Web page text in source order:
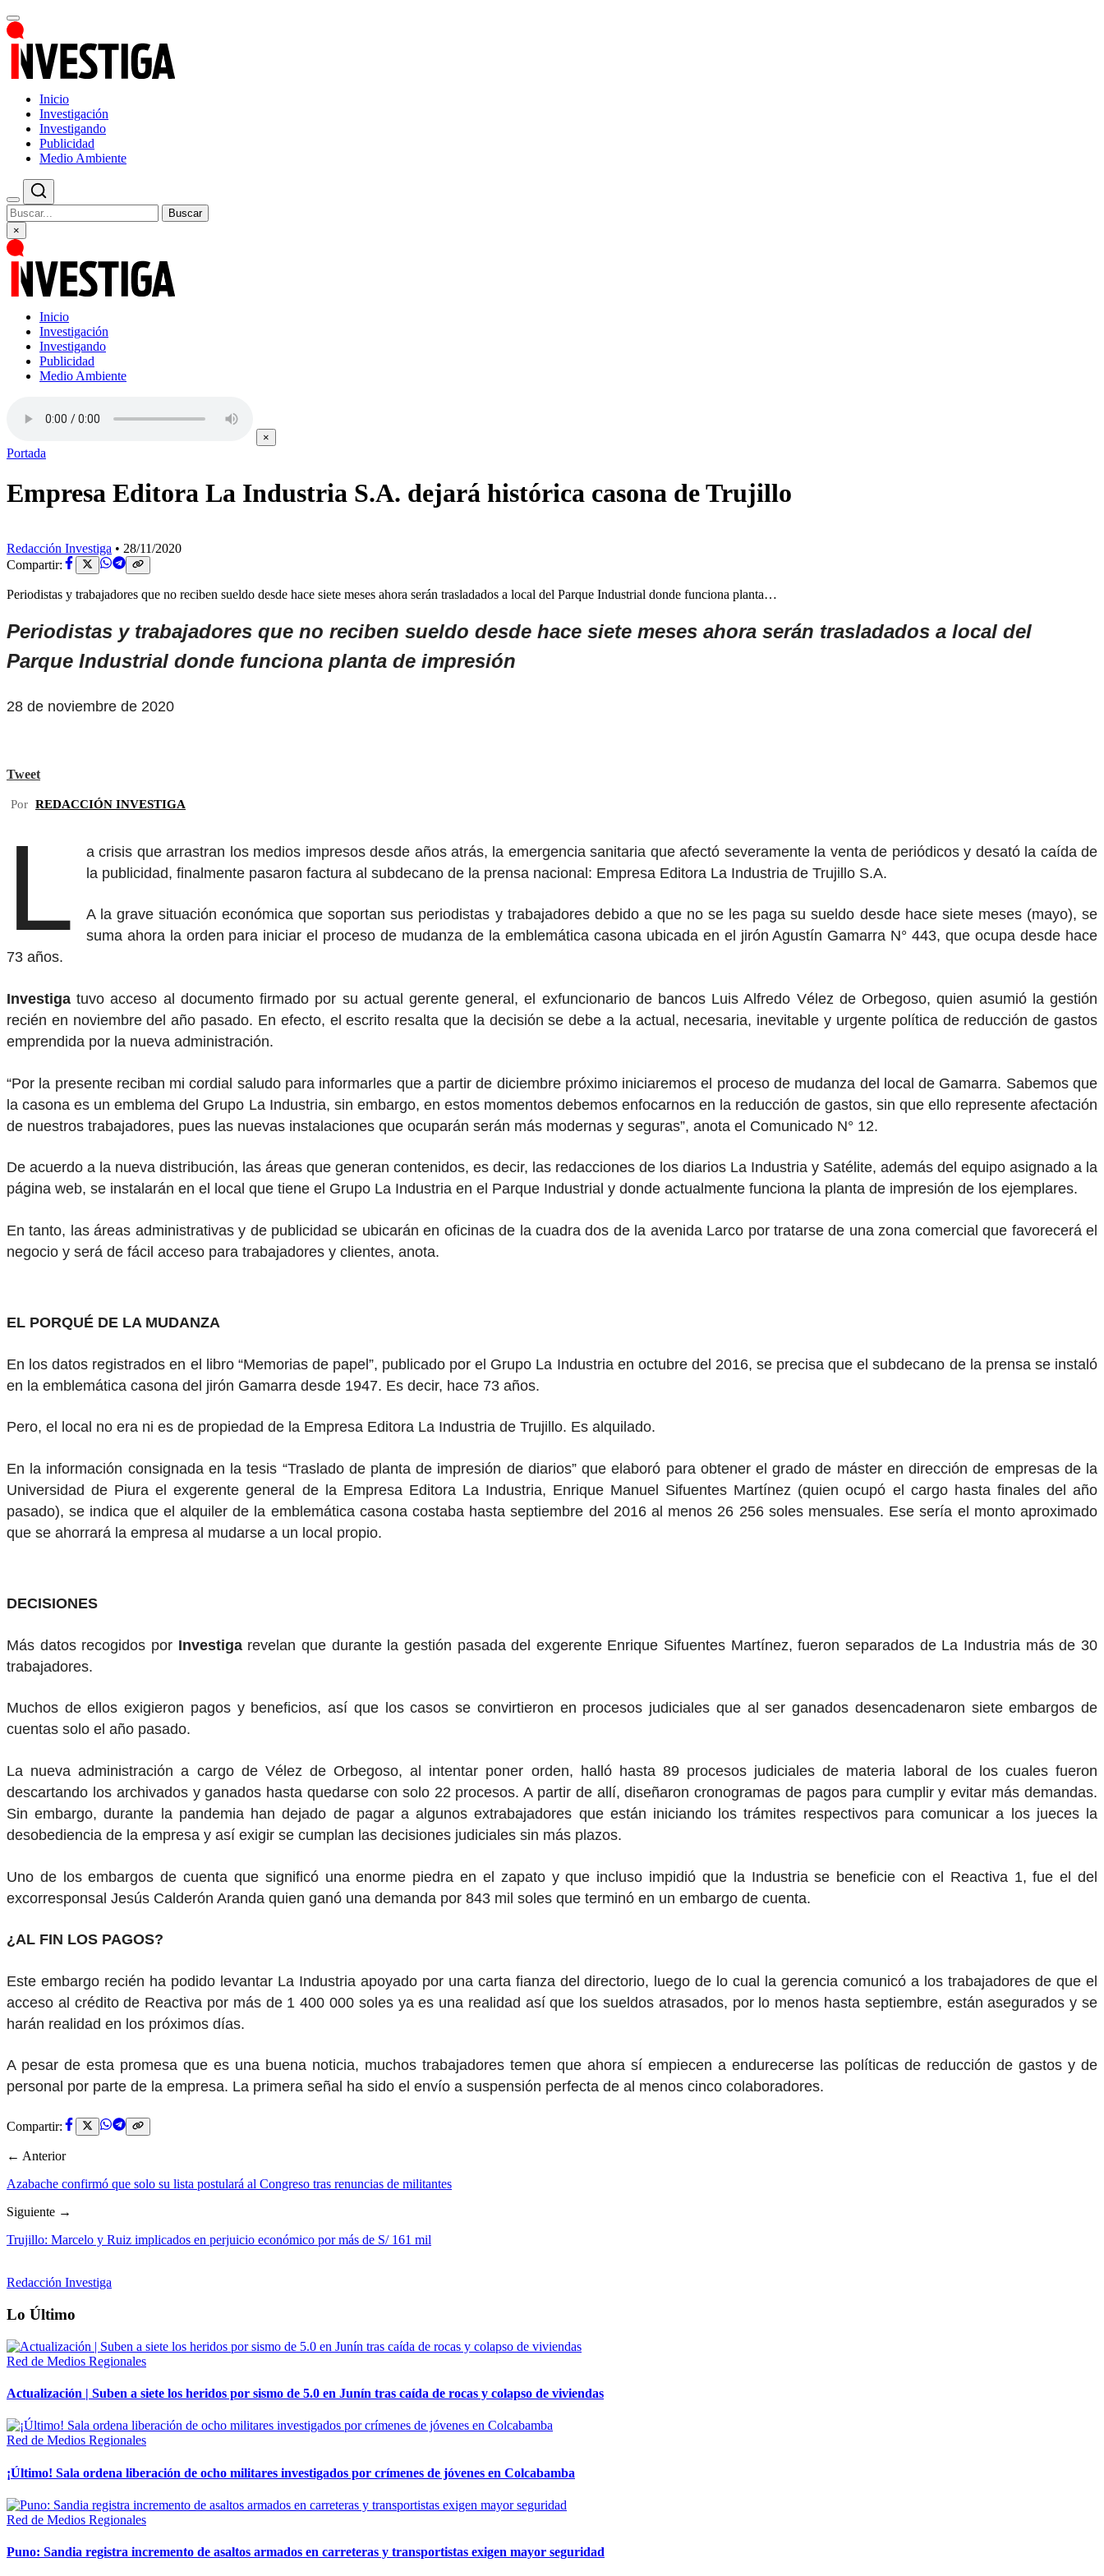
Inicio
Investigación
Investigando
Publicidad
Medio Ambiente
Buscar
×
Inicio
Investigación
Investigando
Publicidad
Medio Ambiente
×
Portada
Empresa Editora La Industria S.A. dejará histórica casona de Trujillo
Redacción Investiga • 28/11/2020
Compartir:
Periodistas y trabajadores que no reciben sueldo desde hace siete meses ahora serán trasladados a local del Parque Industrial donde funciona planta…
Periodistas y trabajadores que no reciben sueldo desde hace siete meses ahora serán trasladados a local del
Parque Industrial donde funciona planta de impresión
28 de noviembre de 2020
Tweet
Por REDACCIÓN INVESTIGA
L
a crisis que arrastran los medios impresos desde años atrás, la emergencia sanitaria que afectó severamente la venta de periódicos y desató la caída de
la publicidad, finalmente pasaron factura al subdecano de la prensa nacional: Empresa Editora La Industria de Trujillo S.A.
A la grave situación económica que soportan sus periodistas y trabajadores debido a que no se les paga su sueldo desde hace siete meses (mayo), se
suma ahora la orden para iniciar el proceso de mudanza de la emblemática casona ubicada en el jirón Agustín Gamarra N° 443, que ocupa desde hace
73 años.
Investiga tuvo acceso al documento firmado por su actual gerente general, el exfuncionario de bancos Luis Alfredo Vélez de Orbegoso, quien asumió la gestión
recién en noviembre del año pasado. En efecto, el escrito resalta que la decisión se debe a la actual, necesaria, inevitable y urgente política de reducción de gastos
emprendida por la nueva administración.
“Por la presente reciban mi cordial saludo para informarles que a partir de diciembre próximo iniciaremos el proceso de mudanza del local de Gamarra. Sabemos que
la casona es un emblema del Grupo La Industria, sin embargo, en estos momentos debemos enfocarnos en la reducción de gastos, sin que ello represente afectación
de nuestros trabajadores, pues las nuevas instalaciones que ocuparán serán más modernas y seguras”, anota el Comunicado N° 12.
De acuerdo a la nueva distribución, las áreas que generan contenidos, es decir, las redacciones de los diarios La Industria y Satélite, además del equipo asignado a la
página web, se instalarán en el local que tiene el Grupo La Industria en el Parque Industrial y donde actualmente funciona la planta de impresión de los ejemplares.
En tanto, las áreas administrativas y de publicidad se ubicarán en oficinas de la cuadra dos de la avenida Larco por tratarse de una zona comercial que favorecerá el
negocio y será de fácil acceso para trabajadores y clientes, anota.
EL PORQUÉ DE LA MUDANZA
En los datos registrados en el libro “Memorias de papel”, publicado por el Grupo La Industria en octubre del 2016, se precisa que el subdecano de la prensa se instaló
en la emblemática casona del jirón Gamarra desde 1947. Es decir, hace 73 años.
Pero, el local no era ni es de propiedad de la Empresa Editora La Industria de Trujillo. Es alquilado.
En la información consignada en la tesis “Traslado de planta de impresión de diarios” que elaboró para obtener el grado de máster en dirección de empresas de la
Universidad de Piura el exgerente general de la Empresa Editora La Industria, Enrique Manuel Sifuentes Martínez (quien ocupó el cargo hasta finales del año
pasado), se indica que el alquiler de la emblemática casona costaba hasta septiembre del 2016 al menos 26 256 soles mensuales. Ese sería el monto aproximado
que se ahorrará la empresa al mudarse a un local propio.
DECISIONES
Más datos recogidos por Investigarevelan que durante la gestión pasada del exgerente Enrique Sifuentes Martínez, fueron separados de La Industria más de 30
trabajadores.
Muchos de ellos exigieron pagos y beneficios, así que los casos se convirtieron en procesos judiciales que al ser ganados desencadenaron siete embargos de
cuentas solo el año pasado.
La nueva administración a cargo de Vélez de Orbegoso, al intentar poner orden, halló hasta 89 procesos judiciales de materia laboral de los cuales fueron
descartando los archivados y ganados hasta quedarse con solo 22 procesos. A partir de allí, diseñaron cronogramas de pagos para cumplir y evitar más demandas.
Sin embargo, durante la pandemia han dejado de pagar a algunos extrabajadores que están iniciando los trámites respectivos para comunicar a los jueces la
desobediencia de la empresa y así exigir se cumplan las decisiones judiciales sin más plazos.
Uno de los embargos de cuenta que significó una enorme piedra en el zapato y que incluso impidió que la Industria se beneficie con el Reactiva 1, fue el del
excorresponsal Jesús Calderón Aranda quien ganó una demanda por 843 mil soles que terminó en un embargo de cuenta.
¿AL FIN LOS PAGOS?
Este embargo recién ha podido levantar La Industria apoyado por una carta fianza del directorio, luego de lo cual la gerencia comunicó a los trabajadores de que el
acceso al crédito de Reactiva por más de 1 400 000 soles ya es una realidad así que los sueldos atrasados, por lo menos hasta septiembre, están asegurados y se
harán realidad en los próximos días.
A pesar de esta promesa que es una buena noticia, muchos trabajadores temen que ahora sí empiecen a endurecerse las políticas de reducción de gastos y de
personal por parte de la empresa. La primera señal ha sido el envío a suspensión perfecta de al menos cinco colaboradores.
Compartir:
← Anterior
Azabache confirmó que solo su lista postulará al Congreso tras renuncias de militantes
Siguiente →
Trujillo: Marcelo y Ruiz implicados en perjuicio económico por más de S/ 161 mil
Redacción Investiga
Lo Último
Red de Medios Regionales
Actualización | Suben a siete los heridos por sismo de 5.0 en Junín tras caída de rocas y colapso de viviendas
Red de Medios Regionales
¡Último! Sala ordena liberación de ocho militares investigados por crímenes de jóvenes en Colcabamba
Red de Medios Regionales
Puno: Sandia registra incremento de asaltos armados en carreteras y transportistas exigen mayor seguridad